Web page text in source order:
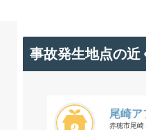
事故発生地点の近
尾崎ア
赤穂市尾崎